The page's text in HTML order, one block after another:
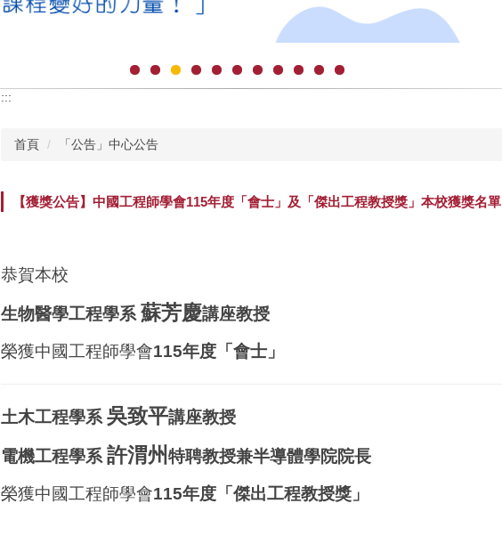
:::
首頁 「公告」中心公告
【獲獎公告】中國工程師學會115年度「會士」及「傑出工程教授獎」本校獲獎名單
恭賀本校
生物醫學工程學系 蘇芳慶講座教授
榮獲中國工程師學會115年度「會士」
土木工程學系 吳致平講座教授
電機工程學系 許渭州特聘教授兼半導體學院院長
榮獲中國工程師學會115年度「傑出工程教授獎」